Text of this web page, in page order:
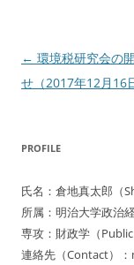
投
稿
ゲ
ー
シ
ョ
ン
← 環境税研究会の
せ（2017年12月16
PROFILE
氏名：倉地真太郎（
所属：明治大学政治
専攻：財政学（Public
連絡先（Contact）